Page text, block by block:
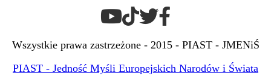
Wszystkie prawa zastrzeżone - 2015 - PIAST - JMENiŚ
PIAST - Jedność Myśli Europejskich Narodów i Świata